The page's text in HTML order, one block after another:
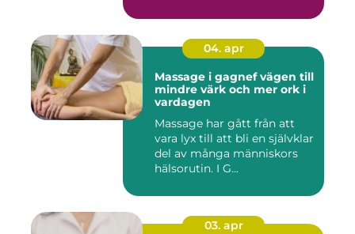
04. apr
Massage i gagnef vägen till
mindre värk och mer ork i
vardagen
Massage har gått från att
vara lyx till att bli en självklar
del av många människors
hälsorutin. I G...
03. apr